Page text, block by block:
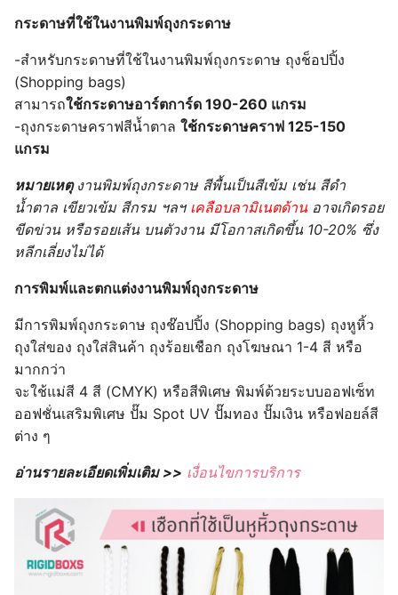
กระดาษที่ใช้ในงานพิมพ์ถุงกระดาษ
-สำหรับกระดาษที่ใช้ในงานพิมพ์ถุงกระดาษ ถุงช็อปปิ้ง
(Shopping bags)
สามารถใช้กระดาษอาร์ตการ์ด 190-260 แกรม
-ถุงกระดาษคราฟสีน้ำตาล ใช้กระดาษคราฟ 125-150
แกรม
หมายเหตุ งานพิมพ์ถุงกระดาษ สีพื้นเป็นสีเข้ม เช่น สีดำ
น้ำตาล เขียวเข้ม สีกรม ฯลฯ เคลือบลามิเนตด้าน อาจเกิดรอย
ขีดข่วน หรือรอยเส้น บนตัวงาน มีโอกาสเกิดขึ้น 10-20% ซึ่ง
หลีกเลี่ยงไม่ได้
การพิมพ์และตกแต่งงานพิมพ์ถุงกระดาษ
มีการพิมพ์ถุงกระดาษ ถุงช๊อปปิ้ง (Shopping bags) ถุงหูหิ้ว
ถุงใส่ของ ถุงใส่สินค้า ถุงร้อยเชือก ถุงโฆษณา 1-4 สี หรือ
มากกว่า
จะใช้แม่สี 4 สี (CMYK) หรือสีพิเศษ พิมพ์ด้วยระบบออฟเซ็ท
ออฟชั่นเสริมพิเศษ ปั๊ม Spot UV ปั๊มทอง ปั๊มเงิน หรือฟอยล์สี
ต่าง ๆ
อ่านรายละเอียดเพิ่มเติม >> เงื่อนไขการบริการ